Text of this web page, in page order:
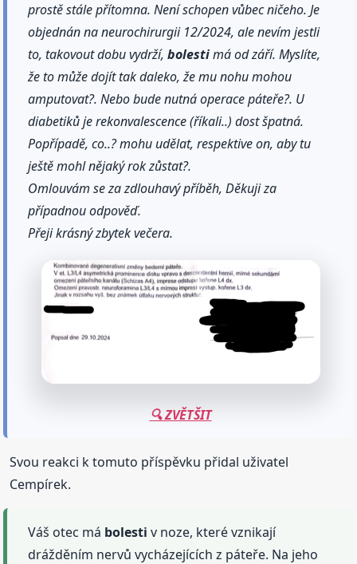
prostě stále přítomna. Není schopen vůbec ničeho. Je
objednán na neurochirurgii 12/2024, ale nevím jestli
to, takovout dobu vydrží,bolestimá od září. Myslíte,
že to může dojít tak daleko, že mu nohu mohou
amputovat?. Nebo bude nutná operace páteře?. U
diabetiků je rekonvalescence (říkali..) dost špatná.
Popřípadě, co..? mohu udělat, respektive on, aby tu
ještě mohl nějaký rok zůstat?.
Omlouvám se za zdlouhavý příběh, Děkuji za
případnou odpověď.
Přeji krásný zbytek večera.
🔍 ZVĚTŠIT
Svou reakci k tomuto příspěvku přidal uživatel
Cempírek.
Váš otec má bolesti v noze, které vznikají
drážděním nervů vycházejících z páteře. Na jeho